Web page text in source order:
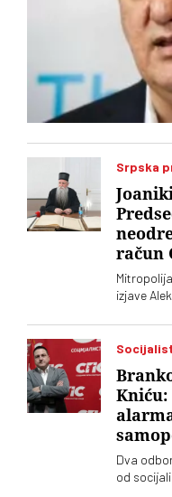
Srpska
račun
izjave
Kniću:
Dva
od